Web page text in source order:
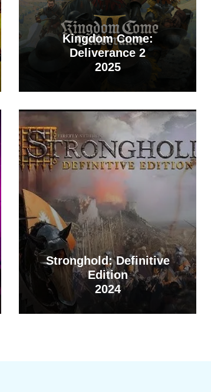
Kingdom Come:
Deliverance 2
2025
Stronghold: Definitive
Edition
2024